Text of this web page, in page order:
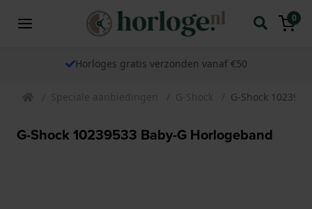
0
Horloges gratis verzonden vanaf €50
Speciale aanbiedingen G-Shock G-Shock
G-Shock 10239533 Baby-G Horlogeband